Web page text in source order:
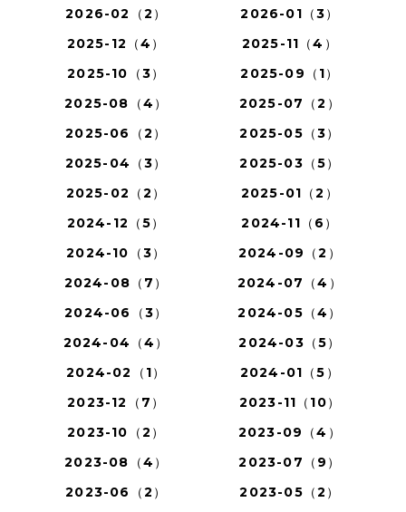
2026-02（2）
2026-01（3）
2025-12（4）
2025-11（4）
2025-10（3）
2025-09（1）
2025-08（4）
2025-07（2）
2025-06（2）
2025-05（3）
2025-04（3）
2025-03（5）
2025-02（2）
2025-01（2）
2024-12（5）
2024-11（6）
2024-10（3）
2024-09（2）
2024-08（7）
2024-07（4）
2024-06（3）
2024-05（4）
2024-04（4）
2024-03（5）
2024-02（1）
2024-01（5）
2023-12（7）
2023-11（10）
2023-10（2）
2023-09（4）
2023-08（4）
2023-07（9）
2023-06（2）
2023-05（2）